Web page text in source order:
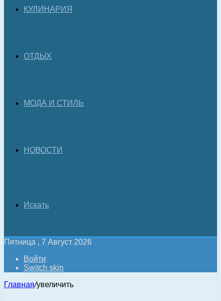
КУЛИНАРИЯ
ОТДЫХ
МОДА И СТИЛЬ
НОВОСТИ
Искать
Пятница , 7 Август 2026
Войти
Switch skin
Главная/увеличить